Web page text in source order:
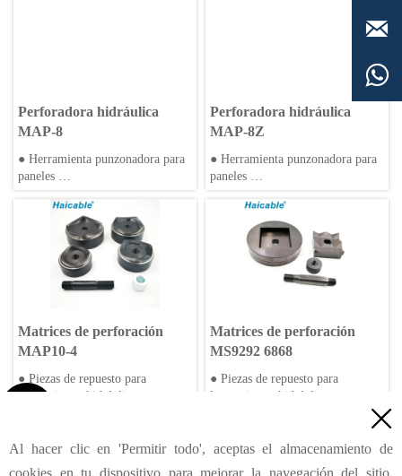
Perforadora hidráulica
MAP-8
● Herramienta punzonadora para
paneles
o acero
● Diseño compacto
Perforadora hidráulica
MAP-8Z
● Herramienta punzonadora para
paneles
o acero
● Diseño compacto
Matrices de perforación
MAP10-4
● Piezas de repuesto para
herramientas hidráulicas
Matrices de perforación
MS9292 6868
● Piezas de repuesto para
herramientas hidráulicas
Siguiente

Al hacer clic en 'Permitir todo', aceptas el almacenamiento de
cookies en tu dispositivo para mejorar la navegación del sitio,

